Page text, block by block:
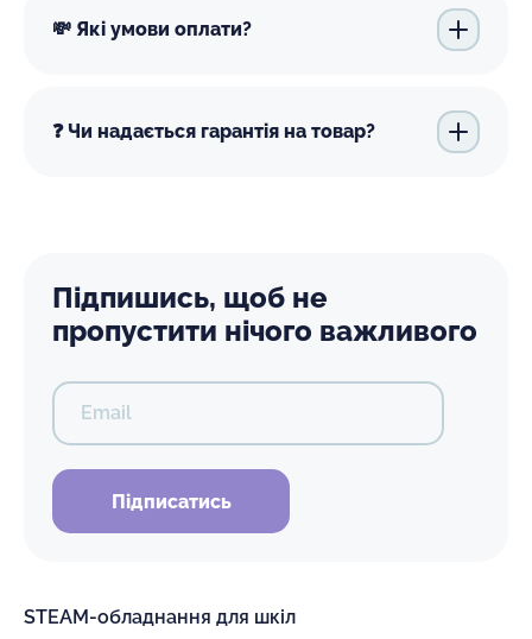
💸 Які умови оплати?
❓ Чи надається гарантія на товар?
Підпишись, щоб не
пропустити нічого важливого
Email
Підписатись
STEAM-обладнання для шкіл